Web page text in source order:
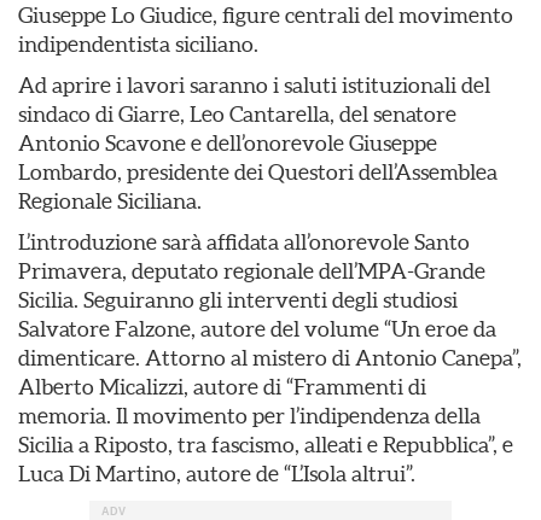
Giuseppe Lo Giudice, figure centrali del movimento
indipendentista siciliano.
Ad aprire i lavori saranno i saluti istituzionali del
sindaco di Giarre, Leo Cantarella, del senatore
Antonio Scavone e dell’onorevole Giuseppe
Lombardo, presidente dei Questori dell’Assemblea
Regionale Siciliana.
L’introduzione sarà affidata all’onorevole Santo
Primavera, deputato regionale dell’MPA-Grande
Sicilia. Seguiranno gli interventi degli studiosi
Salvatore Falzone, autore del volume “Un eroe da
dimenticare. Attorno al mistero di Antonio Canepa”,
Alberto Micalizzi, autore di “Frammenti di
memoria. Il movimento per l’indipendenza della
Sicilia a Riposto, tra fascismo, alleati e Repubblica”, e
Luca Di Martino, autore de “L’Isola altrui”.